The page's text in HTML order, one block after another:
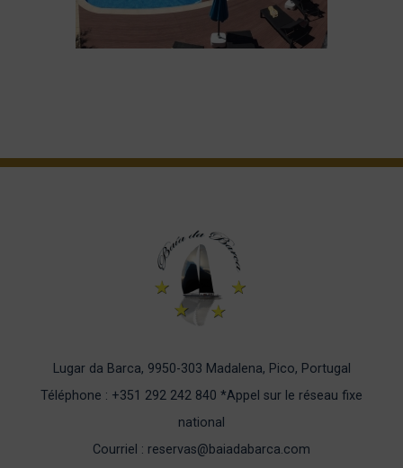
Lugar da Barca, 9950-303 Madalena, Pico, Portugal
Téléphone : +351 292 242 840 *Appel sur le réseau fixe
national
Courriel : reservas@baiadabarca.com